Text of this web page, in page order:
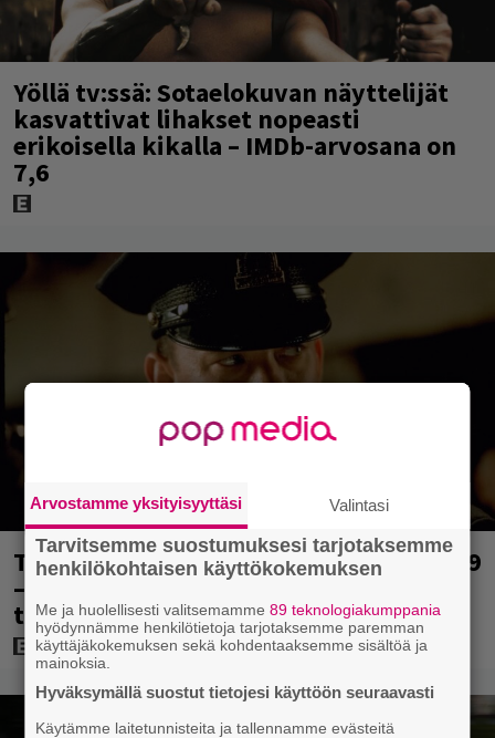
Yöllä tv:ssä: Sotaelokuvan näyttelijät
kasvattivat lihakset nopeasti
erikoisella kikalla – IMDb-arvosana on
7,6
Tänään tv:ssä: Loistoleffa vuodelta 1999
– Stephen King ja Tom Hanks laadun
takeina
Arvostamme yksityisyyttäsi Valintasi
Tarvitsemme suostumuksesi tarjotaksemme
henkilökohtaisen käyttökokemuksen
Me ja huolellisesti valitsemamme89 teknologiakumppania
hyödynnämme henkilötietoja tarjotaksemme paremman
käyttäjäkokemuksen sekä kohdentaaksemme sisältöä ja
mainoksia.
Hyväksymällä suostut tietojesi käyttöön seuraavasti
Käytämme laitetunnisteita ja tallennamme evästeitä